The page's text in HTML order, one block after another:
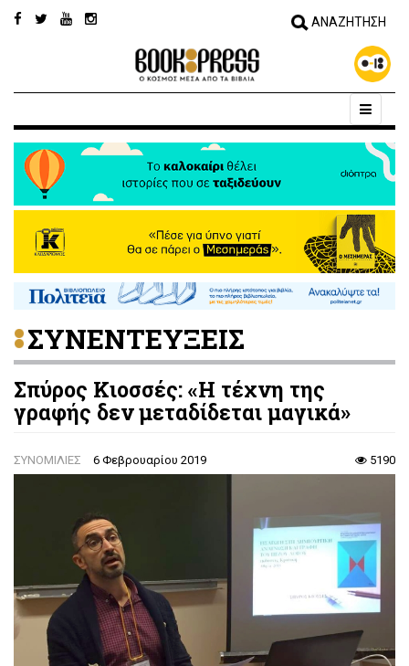
ΣΥΝΕΝΤΕΥΞΕΙΣ
Σπύρος Κιοσσές: «Η τέχνη της
γραφής δεν μεταδίδεται μαγικά»
ΣΥΝΟΜΙΛΙΕΣ 6 Φεβρουαρίου 2019 5190